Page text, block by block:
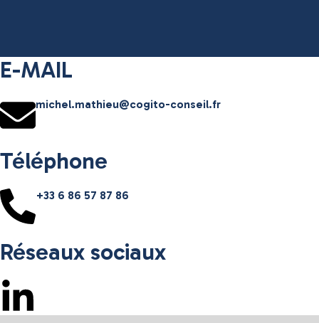
E-MAIL
michel.mathieu@cogito-conseil.fr
Téléphone
+33 6 86 57 87 86
Réseaux sociaux